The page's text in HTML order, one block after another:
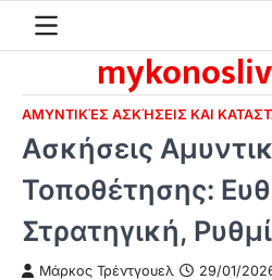
ΑΜΥΝΤΙΚΈΣ ΑΣΚΉΣΕΙΣ ΚΑΙ
Ασκήσεις
Τοποθέτησης:
Στρατηγική,
Μάρκος Τρέντγουελ 29/01/